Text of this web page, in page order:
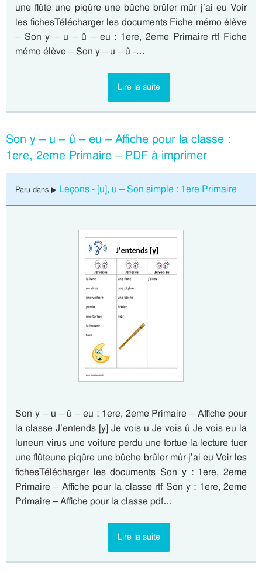
une flûte une piqûre une bûche brûler mûr j’ai eu Voir
les fichesTélécharger les documents Fiche mémo élève
– Son y – u – û – eu : 1ere, 2eme Primaire rtf Fiche
mémo élève – Son y – u – û -…
Lire la suite
Son y – u – û – eu – Affiche pour la classe :
1ere, 2eme Primaire – PDF à imprimer
Paru dans ▶ Leçons - [u], u – Son simple : 1ere Primaire
Son y – u – û – eu : 1ere, 2eme Primaire – Affiche pour
la classe J’entends [y] Je vois u Je vois û Je vois eu la
luneun virus une voiture perdu une tortue la lecture tuer
une flûteune piqûre une bûche brûler mûr j’ai eu Voir les
fichesTélécharger les documents Son y : 1ere, 2eme
Primaire – Affiche pour la classe rtf Son y : 1ere, 2eme
Primaire – Affiche pour la classe pdf…
Lire la suite